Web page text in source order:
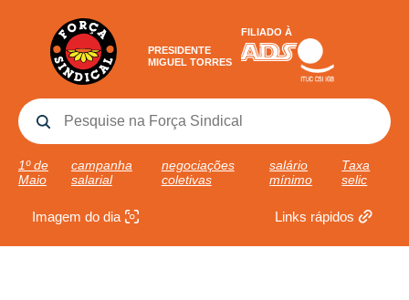
PRESIDENTE
MIGUEL TORRES
FILIADO À
1º de
Maio
campanha
salarial
negociações
coletivas
salário
mínimo
Taxa
selic
Imagem do dia Links rápidos